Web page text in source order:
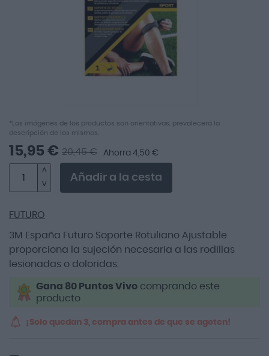
Saltar
al
comienzo
galería
de
*Las imágenes de los productos son orientativas, prevalecerá la
descripción de los mismos.
FUTURO
3M España Futuro Soporte Rotuliano Ajustable
proporciona la sujeción necesaria a las rodillas
lesionadas o doloridas.
Gana 80 Puntos Vivo comprando este
producto
15,95 € 20,45 € Ahorra 4,50 €
Añadir a la cesta
¡Solo quedan 3, compra antes de que se agoten!